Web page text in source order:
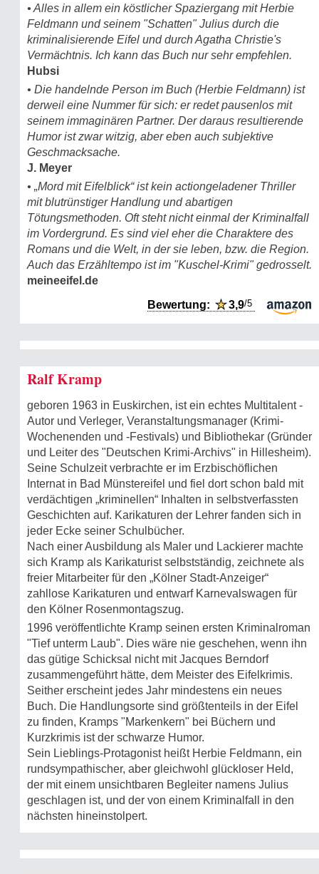
• Alles in allem ein köstlicher Spaziergang mit Herbie
Feldmann und seinem "Schatten" Julius durch die
kriminalisierende Eifel und durch Agatha Christie's
Vermächtnis. Ich kann das Buch nur sehr empfehlen.
Hubsi
• Die handelnde Person im Buch (Herbie Feldmann) ist
derweil eine Nummer für sich: er redet pausenlos mit
seinem immaginären Partner. Der daraus resultierende
Humor ist zwar witzig, aber eben auch subjektive
Geschmacksache.
J. Meyer
• „Mord mit Eifelblick“ ist kein actiongeladener Thriller
mit blutrünstiger Handlung und abartigen
Tötungsmethoden. Oft steht nicht einmal der Kriminalfall
im Vordergrund. Es sind viel eher die Charaktere des
Romans und die Welt, in der sie leben, bzw. die Region.
Auch das Erzähltempo ist im "Kuschel-Krimi" gedrosselt.
meineeifel.de
Bewertung:★3,9/5
Ralf Kramp
geboren 1963 in Euskirchen, ist ein echtes Multitalent -
Autor und Verleger, Veranstaltungsmanager (Krimi-
Wochenenden und -Festivals) und Bibliothekar (Gründer
und Leiter des "Deutschen Krimi-Archivs" in Hillesheim).
Seine Schulzeit verbrachte er im Erzbischöflichen
Internat in Bad Münstereifel und fiel dort schon bald mit
verdächtigen „kriminellen“ Inhalten in selbstverfassten
Geschichten auf. Karikaturen der Lehrer fanden sich in
jeder Ecke seiner Schulbücher.
Nach einer Ausbildung als Maler und Lackierer machte
sich Kramp als Karikaturist selbstständig, zeichnete als
freier Mitarbeiter für den „Kölner Stadt-Anzeiger“
zahllose Karikaturen und entwarf Karnevalswagen für
den Kölner Rosenmontagszug.
1996 veröffentlichte Kramp seinen ersten Kriminalroman
"Tief unterm Laub". Dies wäre nie geschehen, wenn ihn
das gütige Schicksal nicht mit Jacques Berndorf
zusammengeführt hätte, dem Meister des Eifelkrimis.
Seither erscheint jedes Jahr mindestens ein neues
Buch. Die Handlungsorte sind größtenteils in der Eifel
zu finden, Kramps "Markenkern" bei Büchern und
Kurzkrimis ist der schwarze Humor.
Sein Lieblings-Protagonist heißt Herbie Feldmann, ein
rundsympathischer, aber gleichwohl glückloser Held,
der mit einem unsichtbaren Begleiter namens Julius
geschlagen ist, und der von einem Kriminalfall in den
nächsten hineinstolpert.